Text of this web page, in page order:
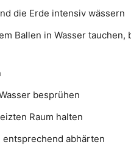
die Erde intensiv wässern
Ballen in Wasser tauchen,
besprühen
Raum halten
entsprechend abhärten